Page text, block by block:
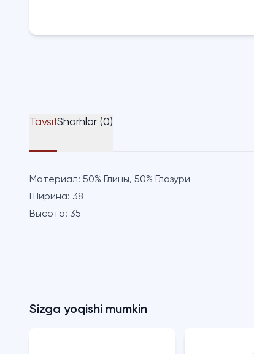
TavsifSharhlar (0)
Материал: 50% Глины, 50% Глазури
Ширина: 38
Высота: 35
Sizga yoqishi mumkin